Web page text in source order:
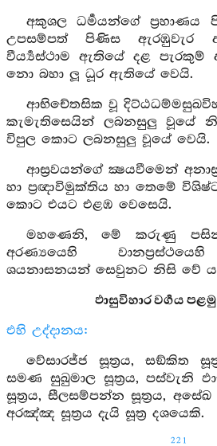
අකුශල ධර්‍මයන්ගේ ප්‍රහාණය
උපසම්පත් පිණිස ඇරඹුවැර
වීර්‍ය්‍යස්ථාම ඇතියේ දළ පැරකුම්
නො බහා ලූ ධූර ඇතියේ වෙයි.
ආභිචේතසික වූ
කැමැතිසෙයින් ලබනසුලු වූයේ
විපුල කොට ලබනසුලු වූයේ වෙයි.
ආස්‍රවයන්ගේ ක්‍ෂයවීමෙන්
හා ප්‍රඥාවිමුක්තිය හා තෙමේ
කොට එයට එළඹ වෙසෙයි.
මහණෙනි, මේ කරුණු
අරණ්‍යයෙහි
ශයනාසනයන් සෙවුනට නිසි වේ
ඵාසුවිහාර වර්‍ගය
එහි උද්දානය:
වේසාරජ්ජ සූත්‍රය, සඞ්කිත
සමණ සුඛුමාල සූත්‍රය, පස්වැනි
සූත්‍රය, සීලසම්පන්න සූත්‍රය, අසේඛ
අරඤ්ඤ සූත්‍රය දැයි සූත්‍ර දශයෙකි.
221